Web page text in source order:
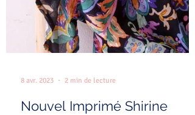
Nouvel Imprimé Shirine
8 avr. 2023 2 min de lecture